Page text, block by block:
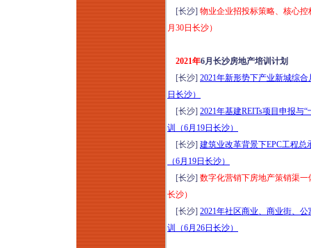
[长沙] 物业企业招投标策略、核心
月30日长沙）
2021年6月长沙房地产培训计划
[长沙] 2021年新形势下产业新城综
日长沙）
[长沙] 2021年基建REITs项目申报与
训（6月19日长沙）
[长沙] 建筑业改革背景下EPC工程
（6月19日长沙）
[长沙] 数字化营销下房地产策销渠
长沙）
[长沙] 2021年社区商业、商业街、
训（6月26日长沙）